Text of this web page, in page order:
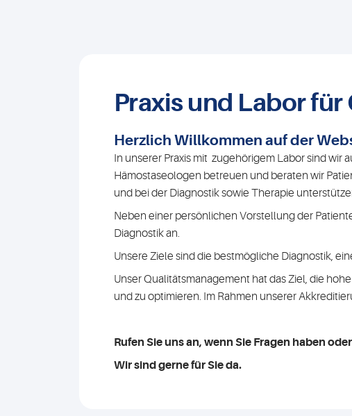
Praxis und Labor
Herzlich Willkommen auf der
In unserer Praxis mit zugehörigem Labor sind wir
Hämostaseologen betreuen und beraten wir
und bei der Diagnostik sowie Therapie
Neben einer persönlichen Vorstellung der
Diagnostik an.
Unsere Ziele sind die bestmögliche Diagnostik,
Unser Qualitätsmanagement hat das Ziel, die
und zu optimieren. Im Rahmen unserer
Rufen Sie uns an, wenn Sie Fragen haben
Wir sind gerne für Sie da.